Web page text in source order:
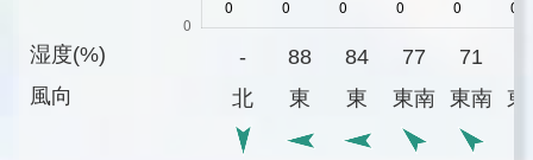
湿度(%)
風向
- 88 84 77 71
北
東 東 東南 東南 東